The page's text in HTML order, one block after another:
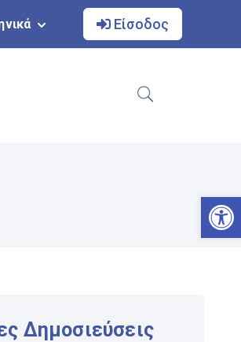
Είσοδος
Δημοσιεύσεις